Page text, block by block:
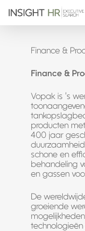
Finance &
Finance &
Vopak is ‘s
producten
400 jaar
schone en
behandeling
en gassen
De
groeiende
technologieën